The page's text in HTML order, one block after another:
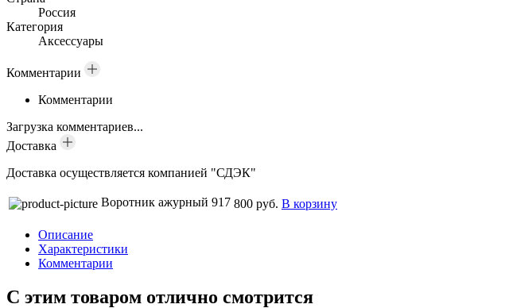
Россия
Категория
Аксессуары
Комментарии
Комментарии
Загрузка комментариев...
Доставка
Доставка осуществляется компанией "СДЭК"
Воротник ажурный 917 800 руб. В корзину
Описание
Характеристики
Комментарии
С этим товаром отлично смотрится